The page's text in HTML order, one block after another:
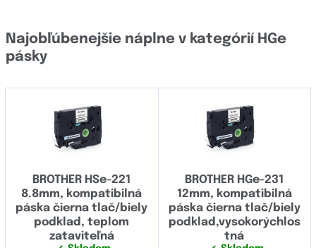
Najobľúbenejšie náplne v kategórií HGe
pásky
BROTHER HSe-221
8.8mm, kompatibilná
páska čierna tlač/biely
podklad, teplom
zataviteľná
BROTHER HGe-231
12mm, kompatibilná
páska čierna tlač/biely
podklad,vysokorýchlos
tná